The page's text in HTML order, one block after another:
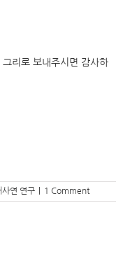
그리로 보내주시면 감사하
사연 연구 1 Comment